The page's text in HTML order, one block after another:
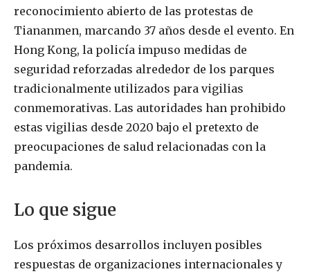
reconocimiento abierto de las protestas de
Tiananmen, marcando 37 años desde el evento. En
Hong Kong, la policía impuso medidas de
seguridad reforzadas alrededor de los parques
tradicionalmente utilizados para vigilias
conmemorativas. Las autoridades han prohibido
estas vigilias desde 2020 bajo el pretexto de
preocupaciones de salud relacionadas con la
pandemia.
Lo que sigue
Los próximos desarrollos incluyen posibles
respuestas de organizaciones internacionales y